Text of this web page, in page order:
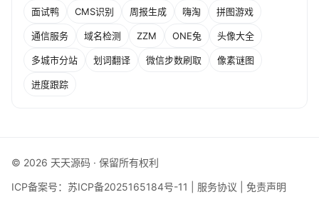
面试鸭 CMS识别 周报生成 嗨淘 拼图游戏
通信服务 域名检测 ZZM ONE兔 头像大全
多城市分站 划词翻译 微信步数刷取 像素谜图
进度跟踪
© 2026 天天源码 · 保留所有权利
ICP备案号： 苏ICP备2025165184号-11 服务协议 免责声明